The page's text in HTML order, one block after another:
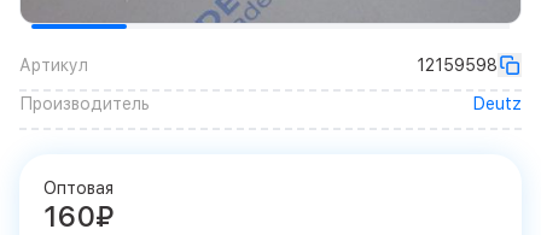
Артикул
12159598
Производитель
Deutz
Оптовая
160₽